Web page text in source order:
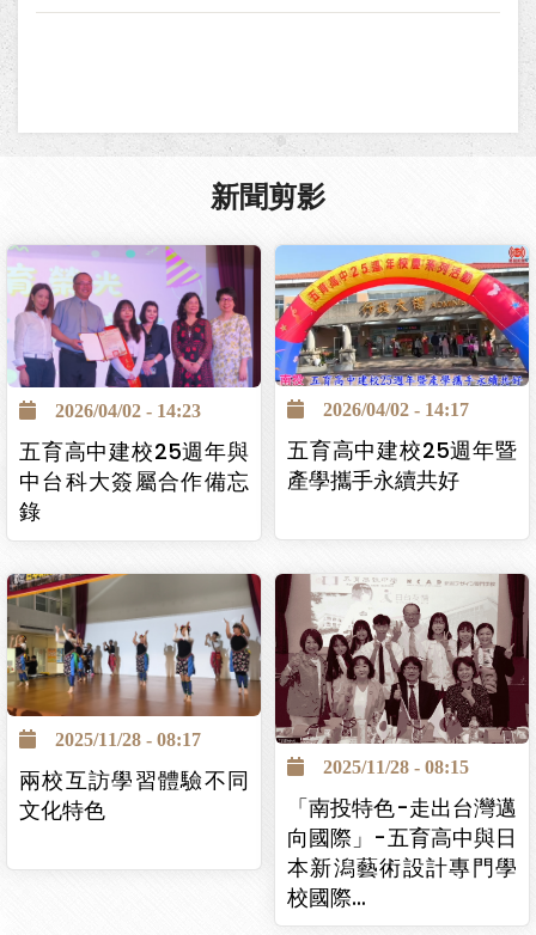
新聞剪影
2026/04/02 - 14:23
五育高中建校25週年與
中台科大簽屬合作備忘
錄
2026/04/02 - 14:17
五育高中建校25週年暨
產學攜手永續共好
2025/11/28 - 08:17
兩校互訪學習體驗不同
文化特色
2025/11/28 - 08:15
「南投特色-走出台灣邁
向國際」-五育高中與日
本新潟藝術設計專門學
校國際…